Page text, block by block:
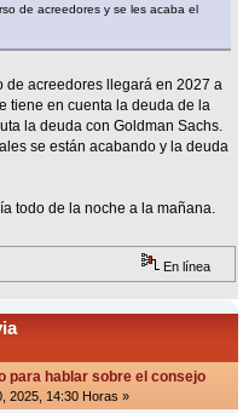
de acreedores y se les acaba el
de acreedores llegará en 2027 a
tiene en cuenta la deuda de la
la deuda con Goldman Sachs.
se están acabando y la deuda
todo de la noche a la mañana.
En línea
para hablar sobre el consejo
2025, 14:30 Horas »